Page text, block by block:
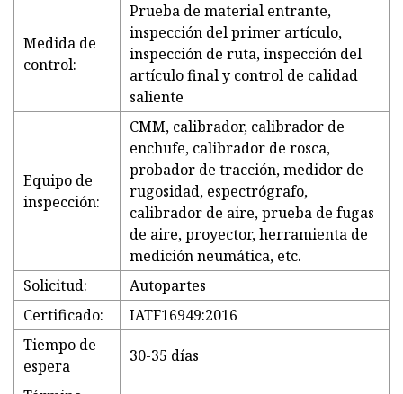
Medida de
control:
Prueba de material entrante,
inspección del primer artículo,
inspección de ruta, inspección del
artículo final y control de calidad
saliente
Equipo de
inspección:
CMM, calibrador, calibrador de
enchufe, calibrador de rosca,
probador de tracción, medidor de
rugosidad, espectrógrafo,
calibrador de aire, prueba de fugas
de aire, proyector, herramienta de
medición neumática, etc.
Solicitud:
Autopartes
Certificado:
IATF16949:2016
Tiempo de
espera
30-35 días